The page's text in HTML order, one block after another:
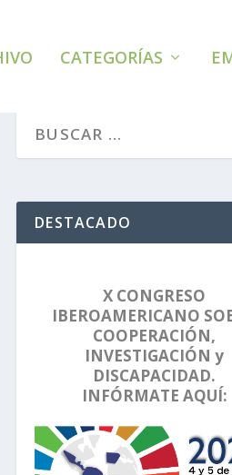
CATEGORÍAS
DESTACADO
X CONGRESO
IBEROAMERICANO
COOPERACIÓN,
INVESTIGACIÓN y
DISCAPACIDAD.
INFÓRMATE AQUÍ: